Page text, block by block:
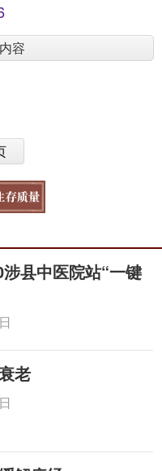
容
县中医院站“一键
老